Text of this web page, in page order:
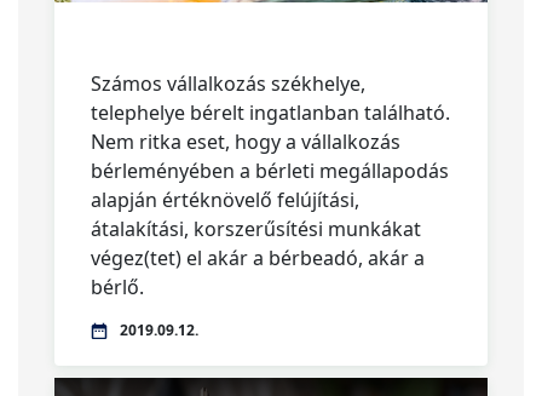
Számos vállalkozás székhelye,
telephelye bérelt ingatlanban található.
Nem ritka eset, hogy a vállalkozás
bérleményében a bérleti megállapodás
alapján értéknövelő felújítási,
átalakítási, korszerűsítési munkákat
végez(tet) el akár a bérbeadó, akár a
bérlő.
2019.09.12.